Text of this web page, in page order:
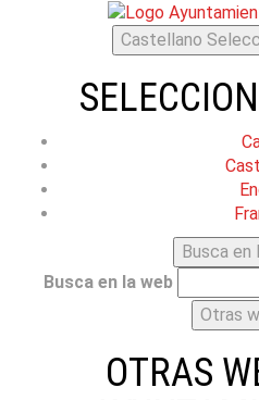
Castellano
Busca en
Busca en la web
Otras
OTRAS